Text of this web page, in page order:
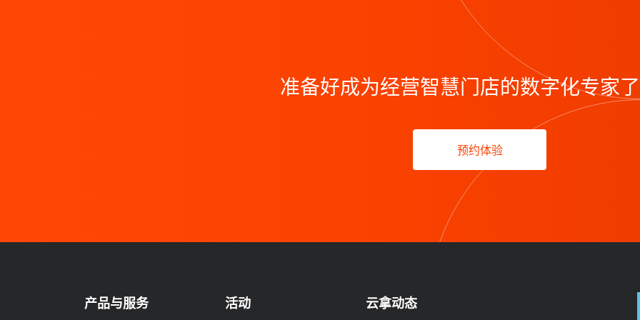
准备好成为经营智慧门店的数字化专家
预约体验
产品与服务 活动 云拿动态